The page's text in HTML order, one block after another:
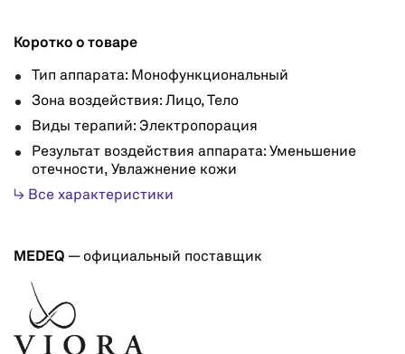
Коротко о товаре
Тип аппарата: Монофункциональный
Зона воздействия: Лицо, Тело
Виды терапий: Электропорация
Результат воздействия аппарата: Уменьшение
отечности, Увлажнение кожи
↳ Все характеристики
MEDEQ — официальный поставщик